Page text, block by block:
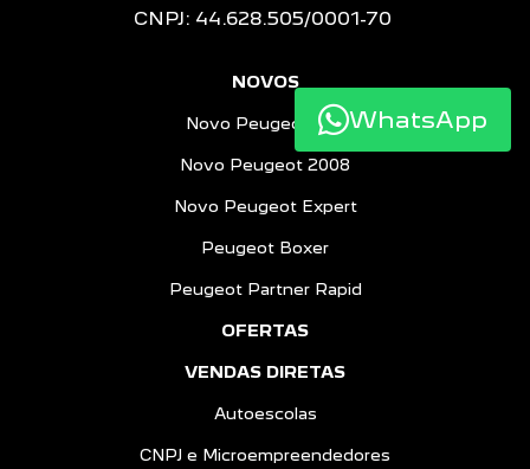
CNPJ: 44.628.505/0001-70
NOVOS
Novo Peugeot 208
Novo Peugeot 2008
Novo Peugeot Expert
Peugeot Boxer
Peugeot Partner Rapid
OFERTAS
VENDAS DIRETAS
Autoescolas
CNPJ e Microempreendedores
WhatsApp